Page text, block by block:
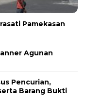
Pamekasan
Agunan
Pencurian,
Barang Bukti